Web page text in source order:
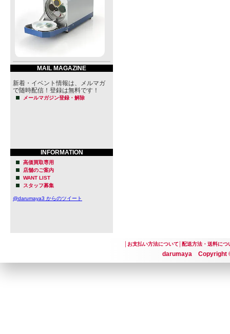
MAIL MAGAZINE
新着・イベント情報は、メルマガ
で随時配信！登録は無料です！
メールマガジン登録・解除
INFORMATION
高価買取専用
店舗のご案内
WANT LIST
スタッフ募集
@darumaya3 からのツイート
お支払い方法について│ 配送方法・送料につ
darumaya Copyright